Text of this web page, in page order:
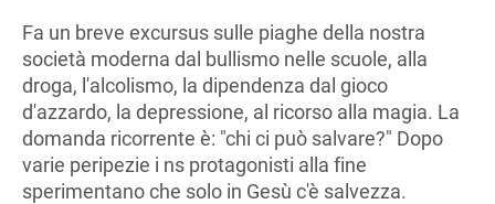
Fa un breve excursus sulle piaghe della nostra
società moderna dal bullismo nelle scuole, alla
droga, l'alcolismo, la dipendenza dal gioco
d'azzardo, la depressione, al ricorso alla magia. La
domanda ricorrente è: "chi ci può salvare?" Dopo
varie peripezie i ns protagonisti alla fine
sperimentano che solo in Gesù c'è salvezza.